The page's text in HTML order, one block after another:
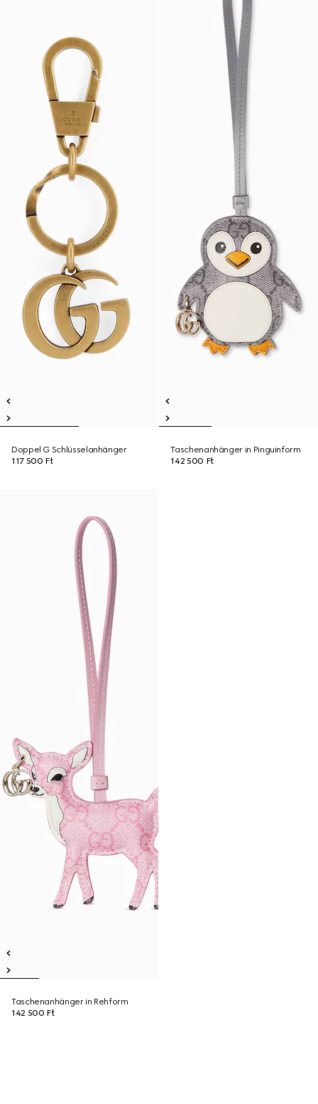
Doppel G Schlüsselanhänger
117 500 Ft
Taschenanhänger in Pinguinform
142 500 Ft
Taschenanhänger in Rehform
142 500 Ft